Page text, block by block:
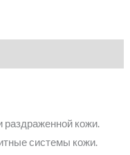
кожи.
системы кожи.